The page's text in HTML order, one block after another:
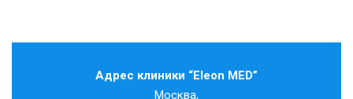
Адрес клиники “Eleon MED”
Москва,